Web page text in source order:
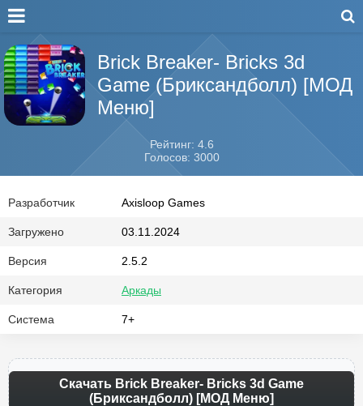
Brick Breaker- Bricks 3d
Game (Бриксандболл) [МОД
Меню]
Рейтинг: 4.6
Голосов: 3000
Разработчик Axisloop Games
Загружено 03.11.2024
Версия 2.5.2
Категория Аркады
Система 7+
Скачать Brick Breaker- Bricks 3d Game
(Бриксандболл) [МОД Меню]